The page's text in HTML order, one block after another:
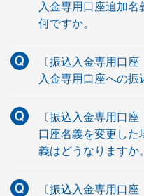
入金専用口座追加
何ですか。
〔振込入金専用口
入金専用口座への振
〔振込入金専用口
口座名義を変更した
義はどうなりますか。
〔振込入金専用口